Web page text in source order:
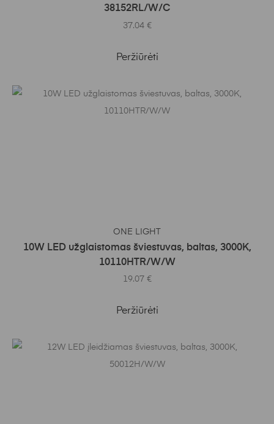
38152RL/W/C
37.04 €
Peržiūrėti
ONE LIGHT
10W LED užglaistomas šviestuvas, baltas, 3000K,
10110HTR/W/W
19.07 €
Peržiūrėti